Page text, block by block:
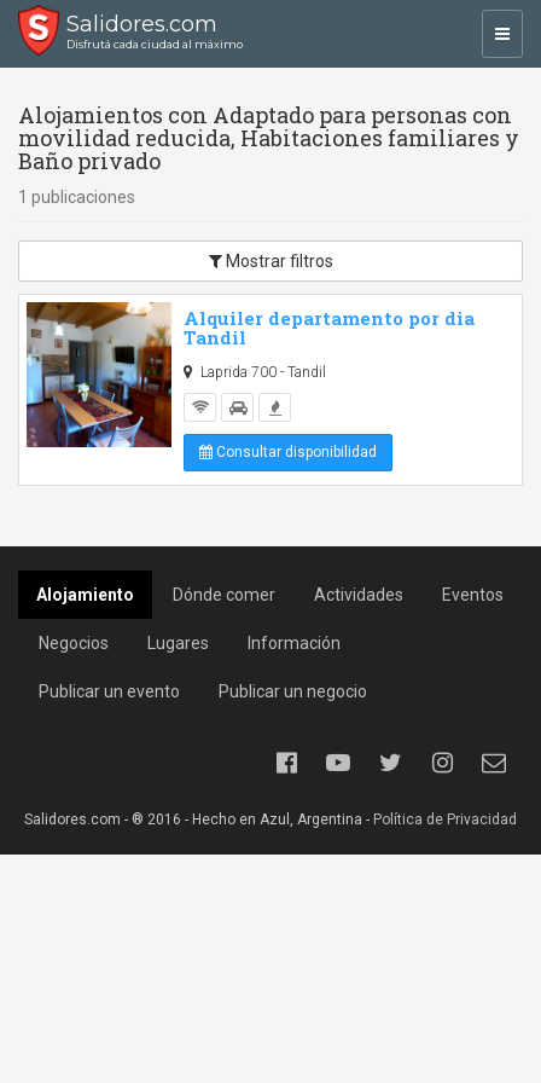
Salidores.com
Disfrutá cada ciudad al máximo
Alojamientos con Adaptado para personas con
movilidad reducida, Habitaciones familiares y
Baño privado
1 publicaciones
Mostrar filtros
Alquiler departamento por dia
Tandil
Laprida 700 - Tandil
Consultar disponibilidad
Alojamiento Dónde comer Actividades Eventos
Negocios Lugares Información
Publicar un evento Publicar un negocio
Salidores.com - ® 2016 - Hecho en Azul, Argentina - Política de Privacidad